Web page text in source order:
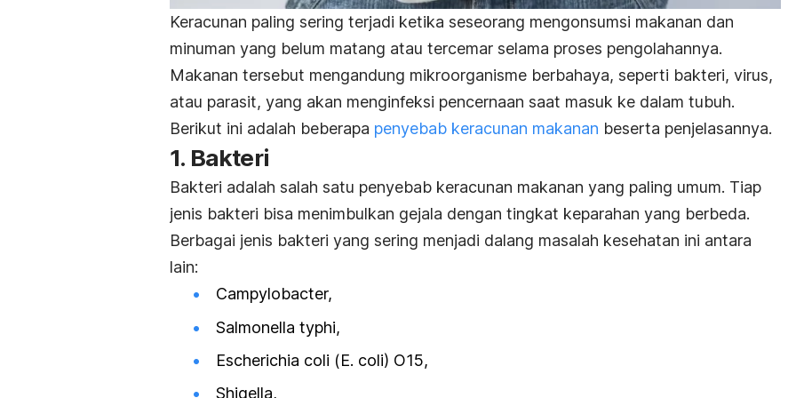
Keracunan paling sering terjadi ketika seseorang mengonsumsi makanan dan
minuman yang belum matang atau tercemar selama proses pengolahannya.
Makanan tersebut mengandung mikroorganisme berbahaya, seperti bakteri, virus,
atau parasit, yang akan menginfeksi pencernaan saat masuk ke dalam tubuh.
Berikut ini adalah beberapa penyebab keracunan makanan beserta penjelasannya.
1. Bakteri
Bakteri adalah salah satu penyebab keracunan makanan yang paling umum. Tiap
jenis bakteri bisa menimbulkan gejala dengan tingkat keparahan yang berbeda.
Berbagai jenis bakteri yang sering menjadi dalang masalah kesehatan ini antara
lain:
Campylobacter,
Salmonella typhi,
Escherichia coli (E. coli) O15,
Shigella,